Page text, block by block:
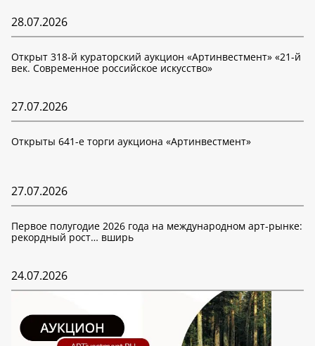
28.07.2026
Открыт 318-й кураторский аукцион «Артинвестмент» «21-й
век. Современное российское искусство»
27.07.2026
Открыты 641-е торги аукциона «Артинвестмент»
27.07.2026
Первое полугодие 2026 года на международном арт-рынке:
рекордный рост… вширь
24.07.2026